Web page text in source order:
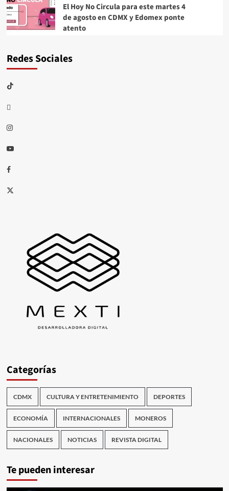
El Hoy No Circula para este martes 4
de agosto en CDMX y Edomex ponte
atento
Redes Sociales
TikTok
threads
Instagram
Youtube
Facebook
X
Categorías
CDMX CULTURA Y ENTRETENIMIENTO DEPORTES
ECONOMÍA INTERNACIONALES MONEROS
NACIONALES NOTICIAS REVISTA DIGITAL
Te pueden interesar